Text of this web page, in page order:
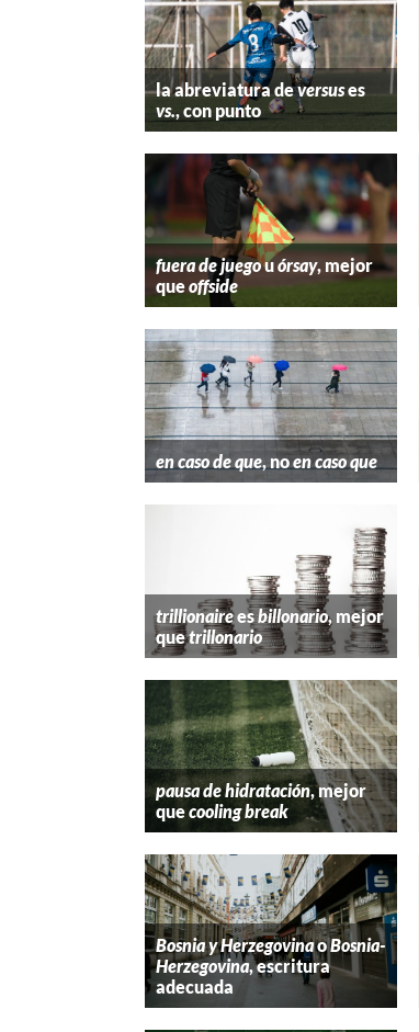
la abreviatura deversuses
vs., con punto
fuera de juegouórsay, mejor
queoffside
en caso de que, noen caso que
trillionaireesbillonario, mejor
quetrillonario
pausa de hidratación, mejor
quecooling break
Bosnia y HerzegovinaoBosnia-
Herzegovina, escritura
adecuada